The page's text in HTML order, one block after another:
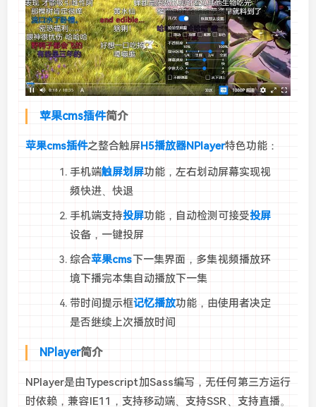
苹果cms插件简介
苹果cms插件之整合触屏H5播放器NPlayer特色功能：
手机端触屏划屏功能，左右划动屏幕实现视
频快进、快退
手机端支持投屏功能，自动检测可接受投屏
设备，一键投屏
综合苹果cms下一集界面，多集视频播放环
境下播完本集自动播放下一集
带时间提示框记忆播放功能，由使用者决定
是否继续上次播放时间
NPlayer简介
NPlayer是由Typescript加Sass编写，无任何第三方运行
时依赖，兼容IE11，支持移动端、支持SSR、支持直播。